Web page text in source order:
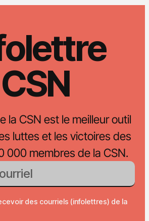
CSN
la CSN est le meilleur outil
luttes et les victoires des
000 membres de la CSN.
des courriels (infolettres) de la